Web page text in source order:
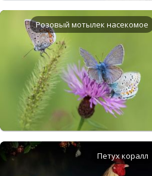
Розовый мотылек насекомое
Петух коралл